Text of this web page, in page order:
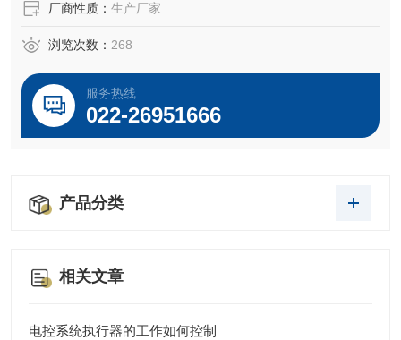
厂商性质： 生产厂家
浏览次数： 268
服务热线
022-26951666
产品分类
相关文章
电控系统执行器的工作如何控制